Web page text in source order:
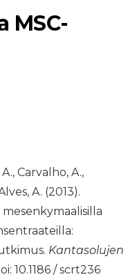
MSC-
Carvalho, A.,
A. (2013).
Kantasolujen
10.1186 / scrt236